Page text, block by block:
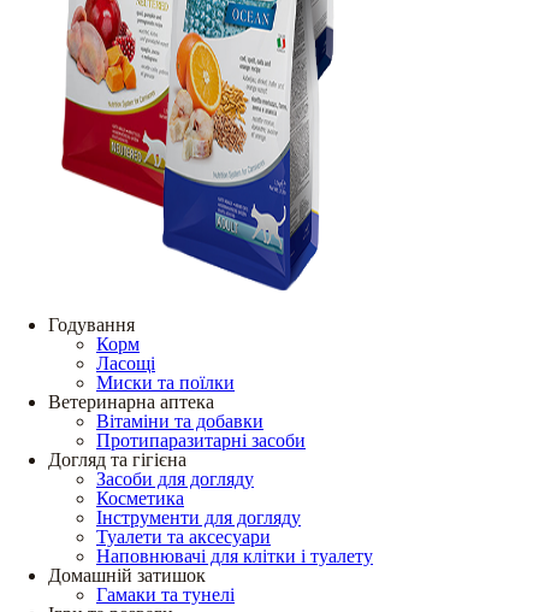
Годування
Корм
Ласощі
Миски та поїлки
Ветеринарна аптека
Вітаміни та добавки
Протипаразитарні засоби
Догляд та гігієна
Засоби для догляду
Косметика
Інструменти для догляду
Туалети та аксесуари
Наповнювачі для клітки і туалету
Домашній затишок
Гамаки та тунелі